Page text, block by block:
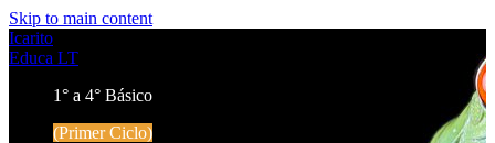
Skip to main content
Icarito
Educa LT
1° a 4° Básico
(Primer Ciclo)